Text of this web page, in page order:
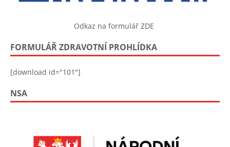
Odkaz na formulář ZDE
FORMULÁŘ ZDRAVOTNÍ PROHLÍDKA
[download id="101"]
NSA